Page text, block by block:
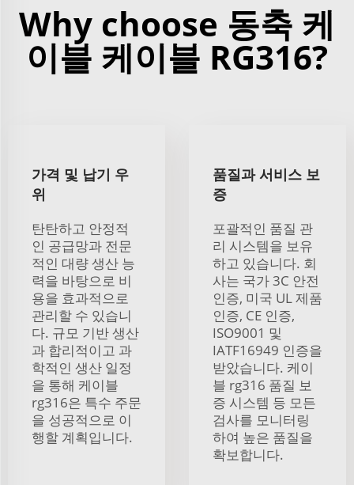
Why choose 동축 케
이블 케이블 RG316?
가격 및 납기 우
위
탄탄하고 안정적
인 공급망과 전문
적인 대량 생산 능
력을 바탕으로 비
용을 효과적으로
관리할 수 있습니
다. 규모 기반 생산
과 합리적이고 과
학적인 생산 일정
을 통해 케이블
rg316은 특수 주문
을 성공적으로 이
행할 계획입니다.
품질과 서비스 보
증
포괄적인 품질 관
리 시스템을 보유
하고 있습니다. 회
사는 국가 3C 안전
인증, 미국 UL 제품
인증, CE 인증,
ISO9001 및
IATF16949 인증을
받았습니다. 케이
블 rg316 품질 보
증 시스템 등 모든
검사를 모니터링
하여 높은 품질을
확보합니다.